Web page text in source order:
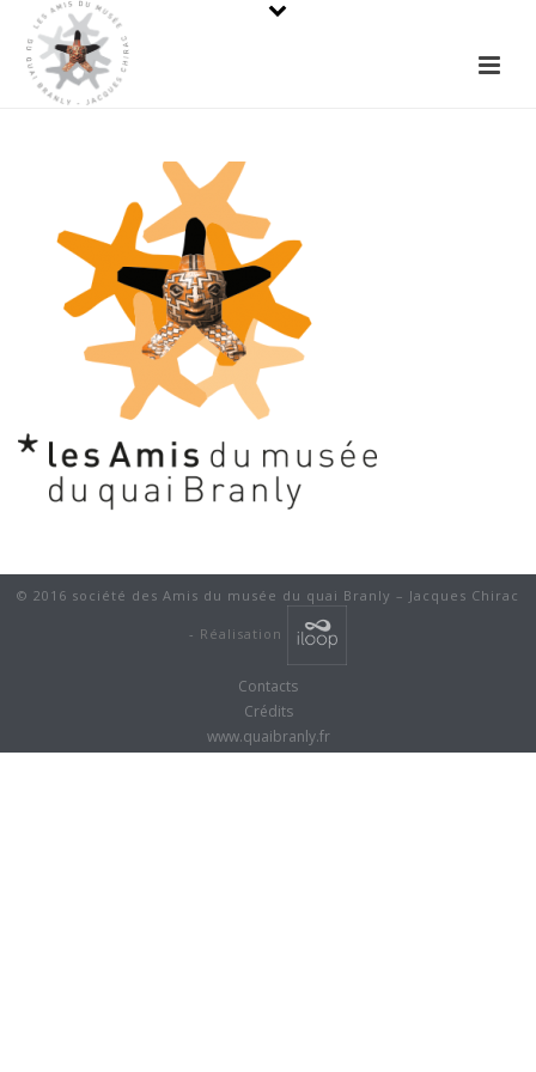
© 2016 société des Amis du musée du quai Branly – Jacques Chirac
- Réalisation
Contacts
Crédits
www.quaibranly.fr